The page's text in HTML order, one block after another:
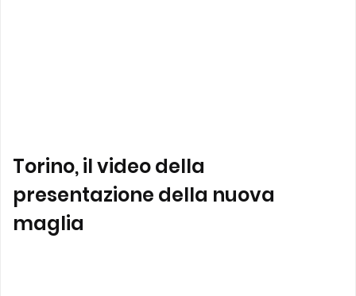
Torino, il video della
presentazione della nuova
maglia